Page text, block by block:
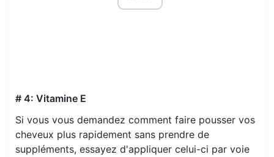
# 4: Vitamine E
Si vous vous demandez comment faire pousser vos
cheveux plus rapidement sans prendre de
suppléments, essayez d'appliquer celui-ci par voie